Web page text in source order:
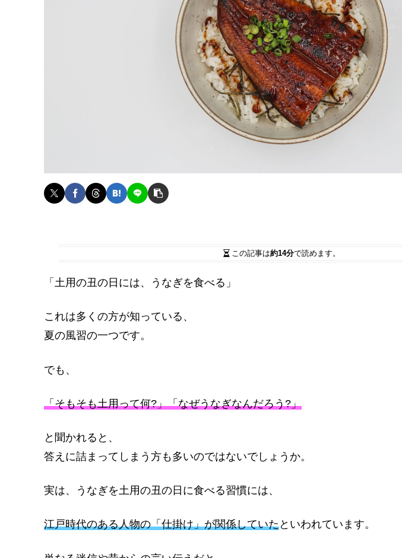
この記事は約14分で読めます。
「土用の丑の日には、うなぎを食べる」
これは多くの方が知っている、
夏の風習の一つです。
でも、
「そもそも土用って何?」「なぜうなぎなんだろう?」
と聞かれると、
答えに詰まってしまう方も多いのではないでしょうか。
実は、うなぎを土用の丑の日に食べる習慣には、
江戸時代のある人物の「仕掛け」が関係していたといわれています。